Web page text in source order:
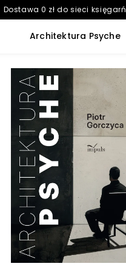
Dostawa 0 zł do sieci księgarń
Architektura Psyche